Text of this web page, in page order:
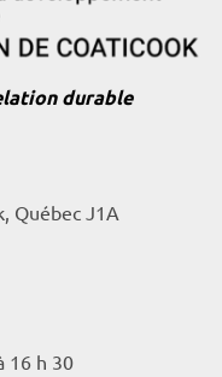
durable
Québec J1A
16 h 30